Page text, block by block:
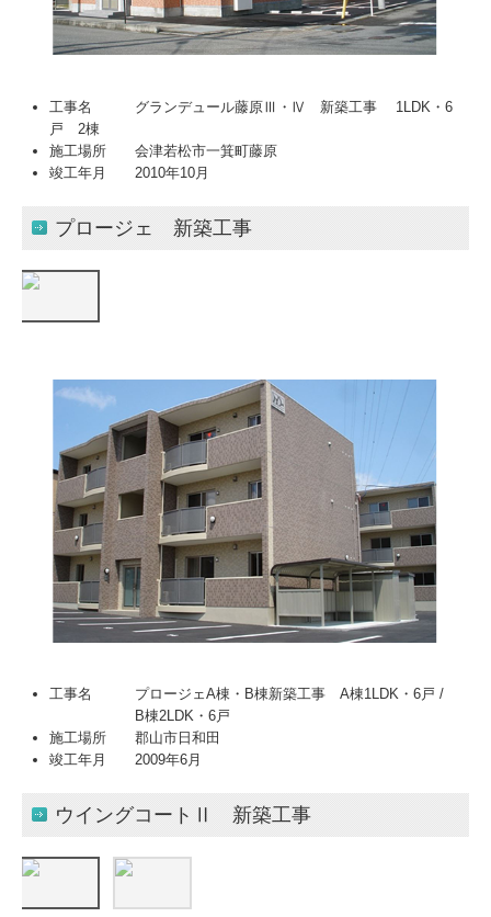
工事名 グランデュール藤原Ⅲ・Ⅳ 新築工事 1LDK・6
戸 2棟
施工場所 会津若松市一箕町藤原
竣工年月 2010年10月
プロージェ 新築工事
工事名 プロージェA棟・B棟新築工事 A棟1LDK・6戸 /
B棟2LDK・6戸
施工場所 郡山市日和田
竣工年月 2009年6月
ウイングコートⅡ 新築工事